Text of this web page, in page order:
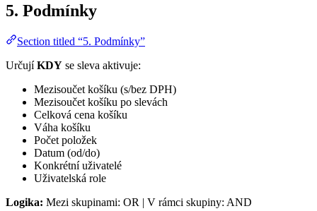
5. Podmínky
Section titled “5. Podmínky”
UrčujíKDY se sleva aktivuje:
Mezisoučet košíku (s/bez DPH)
Mezisoučet košíku po slevách
Celková cena košíku
Váha košíku
Počet položek
Datum (od/do)
Konkrétní uživatelé
Uživatelská role
Logika: Mezi skupinami: OR | V rámci skupiny: AND